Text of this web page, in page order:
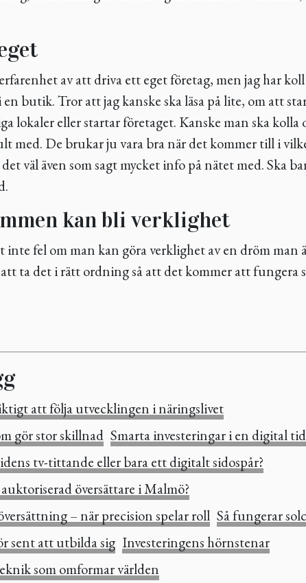
av att driva ett eget företag, men jag har
butik. Tror att jag kanske ska läsa på lite, om att
lokaler eller startar företaget. Kanske man ska kolla
med. De brukar ju vara bra när det kommer till i
väl även som sagt mycket info på nätet med. Ska
kan bli verklighet
inte fel om man kan göra verklighet av en dröm man
ta det i rätt ordning så att det kommer att fungera
att följa utvecklingen i näringslivet
gör stor skillnad Smarta investeringar i en digital
tv-tittande eller bara ett digitalt sidospår?
översättare i Malmö?
– när precision spelar roll Så fungerar
sent att utbilda sig Investeringens hörnstenar
som omformar världen